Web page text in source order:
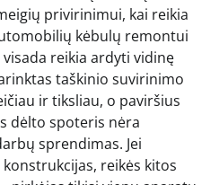
privirinimui, kai reikia
kėbulų remontui
reikia ardyti vidinę
taškinio suvirinimo
ir tiksliau, o paviršius
dėlto spoteris nėra
sprendimas. Jei
reikės kitos